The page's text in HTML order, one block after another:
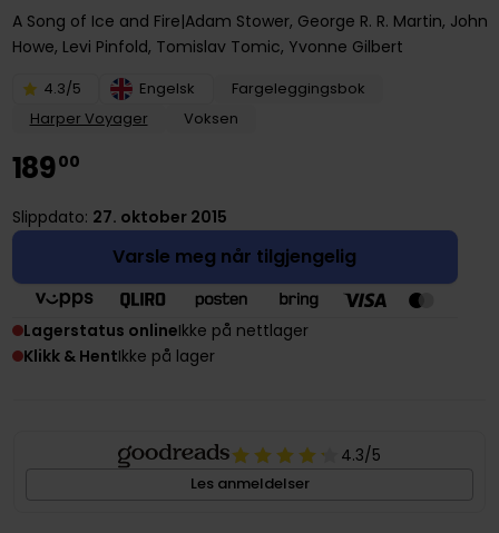
A Song of Ice and Fire Adam Stower, George R. R. Martin, John
Howe, Levi Pinfold, Tomislav Tomic, Yvonne Gilbert
4.3/5 Engelsk
Fargeleggingsbok
Harper Voyager
Voksen
18900
Slippdato: 27. oktober 2015
Varsle meg når tilgjengelig
Lagerstatus onlineIkke på nettlager
Klikk & HentIkke på lager
4.3/5
Les anmeldelser